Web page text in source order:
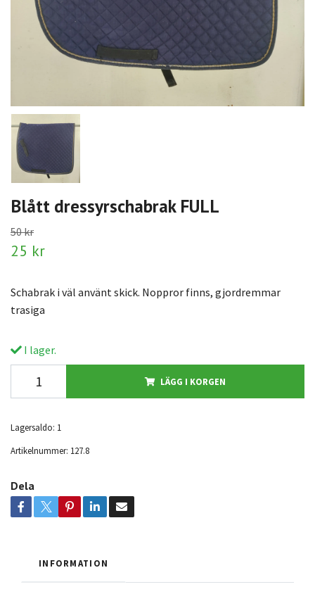
Blått dressyrschabrak FULL
50 kr
25 kr
Schabrak i väl använt skick. Noppror finns, gjordremmar
trasiga
I lager.
LÄGG I KORGEN
Lagersaldo: 1
Artikelnummer: 127.8
Dela
INFORMATION